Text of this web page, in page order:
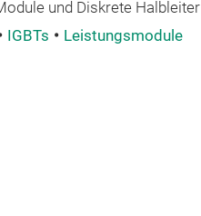
und Diskrete Halbleiter
IGBTs Leistungsmodule